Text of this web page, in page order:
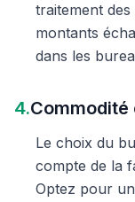
traitement
montants
dans les
4.
Le choix du
compte de la
Optez pour